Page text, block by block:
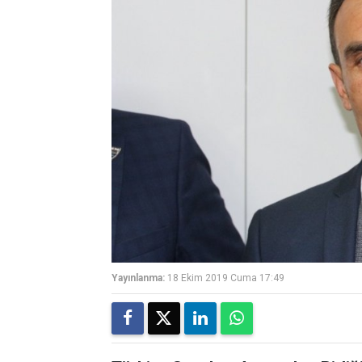
Yayınlanma: 18 Ekim 2019 Cuma 17:49